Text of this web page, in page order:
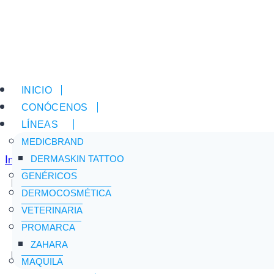
INICIO
CONÓCENOS
LÍNEAS
MEDICBRAND
DERMASKIN TATTOO
GENÉRICOS
DERMOCOSMÉTICA
VETERINARIA
PROMARCA
ZAHARA
MAQUILA
Inicio / Tienda / Medibrand
Prescripción Médica
LITORVAS 20 MG TABLETAS
Principio Activo: